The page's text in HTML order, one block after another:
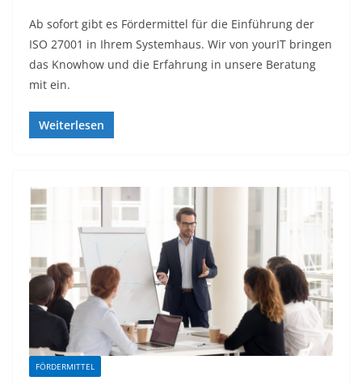
Ab sofort gibt es Fördermittel für die Einführung der
ISO 27001 in Ihrem Systemhaus. Wir von yourIT bringen
das Knowhow und die Erfahrung in unsere Beratung
mit ein.
Weiterlesen
FÖRDERMITTEL